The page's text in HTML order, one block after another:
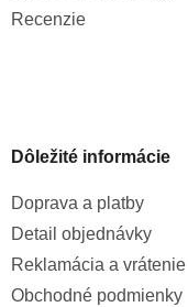
Recenzie
Dôležité informácie
Doprava a platby
Detail objednávky
Reklamácia a vrátenie
Obchodné podmienky